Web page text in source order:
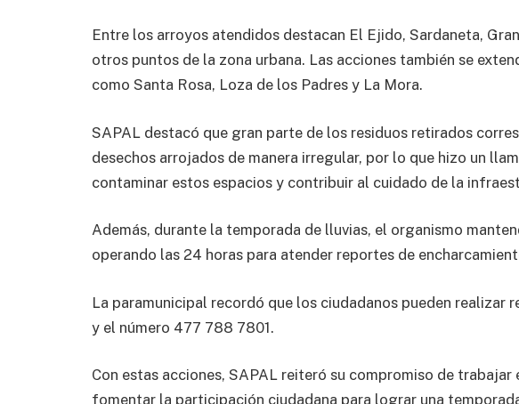
Entre los arroyos atendidos destacan El Ejido, Sardaneta,
otros puntos de la zona urbana. Las acciones también se
como Santa Rosa, Loza de los Padres y La Mora.
SAPAL destacó que gran parte de los residuos retirados
desechos arrojados de manera irregular, por lo que hizo un
contaminar estos espacios y contribuir al cuidado de la
Además, durante la temporada de lluvias, el organismo
operando las 24 horas para atender reportes de
La paramunicipal recordó que los ciudadanos pueden realizar
y el número 477 788 7801.
Con estas acciones, SAPAL reiteró su compromiso de trabajar
fomentar la participación ciudadana para lograr una